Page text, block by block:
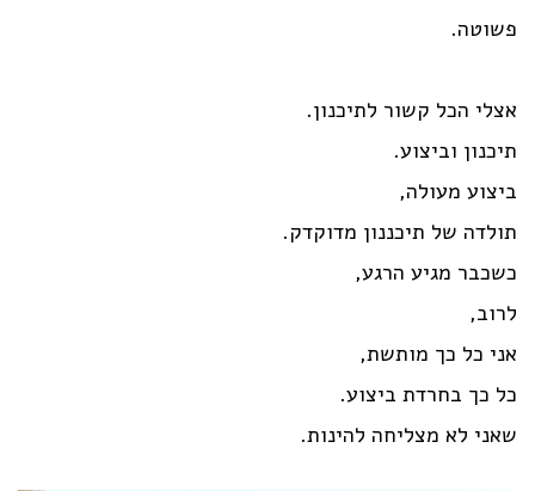
פשוטה.
אצלי הכל קשור לתיכנון.
תיכנון וביצוע.
ביצוע מעולה,
תולדה של תיכננון מדוקדק.
כשכבר מגיע הרגע,
לרוב,
אני כל כך מותשת,
כל כך בחרדת ביצוע.
שאני לא מצליחה להינות.